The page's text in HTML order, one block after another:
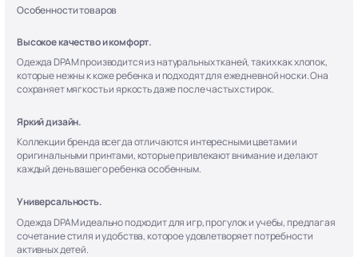
Особенности товаров
Высокое качество и комфорт.
Одежда DPAM производится из натуральных тканей, таких как хлопок,
которые нежны к коже ребенка и подходят для ежедневной носки. Она
сохраняет мягкость и яркость даже после частых стирок.
Яркий дизайн.
Коллекции бренда всегда отличаются интересными цветами и
оригинальными принтами, которые привлекают внимание и делают
каждый день вашего ребенка особенным.
Универсальность.
Одежда DPAM идеально подходит для игр, прогулок и учебы, предлагая
сочетание стиля и удобства, которое удовлетворяет потребности
активных детей.